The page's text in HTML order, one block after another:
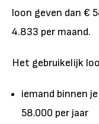
loon geven dan €
4.833 per maand.
Het gebruikelijk
iemand binnen
58.000 per jaar